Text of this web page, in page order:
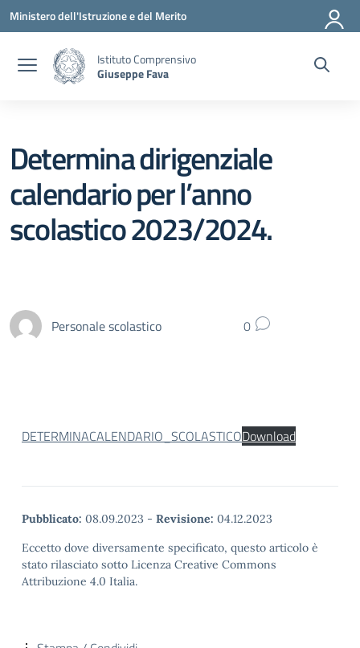
Vai ai contenuti
Vai al menu di navigazione
Vai al footer
Ministero dell'Istruzione e del Merito
Istituto Comprensivo
Giuseppe Fava
Determina dirigenziale
calendario per l’anno
scolastico 2023/2024.
Personale scolastico 0
DETERMINACALENDARIO_SCOLASTICODownload
Pubblicato: 08.09.2023 - Revisione: 04.12.2023
Eccetto dove diversamente specificato, questo articolo è
stato rilasciato sotto Licenza Creative Commons
Attribuzione 4.0 Italia.